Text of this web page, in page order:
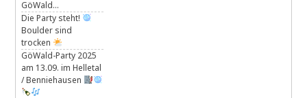
GöWald…
Die Party steht!
Boulder sind
trocken
GöWald-Party 2025
am 13.09. im Helletal
/ Benniehausen